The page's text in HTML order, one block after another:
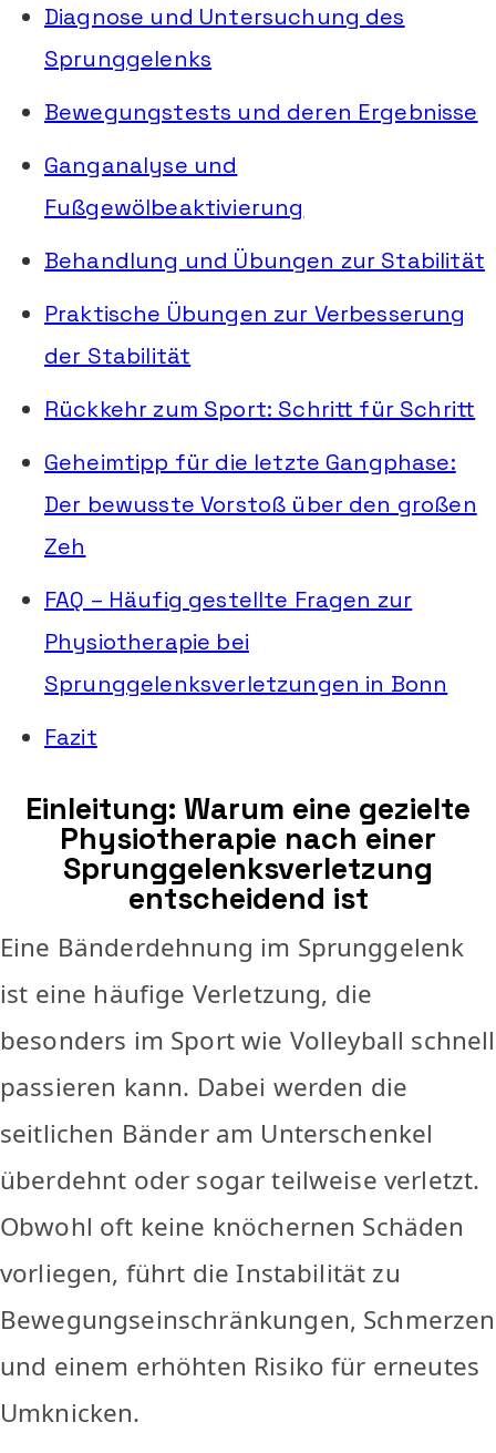
Diagnose und Untersuchung des
Sprunggelenks
Bewegungstests und deren Ergebnisse
Ganganalyse und
Fußgewölbeaktivierung
Behandlung und Übungen zur Stabilität
Praktische Übungen zur Verbesserung
der Stabilität
Rückkehr zum Sport: Schritt für Schritt
Geheimtipp für die letzte Gangphase:
Der bewusste Vorstoß über den großen
Zeh
FAQ – Häufig gestellte Fragen zur
Physiotherapie bei
Sprunggelenksverletzungen in Bonn
Fazit
Einleitung: Warum eine gezielte
Physiotherapie nach einer
Sprunggelenksverletzung
entscheidend ist
Eine Bänderdehnung im Sprunggelenk
ist eine häufige Verletzung, die
besonders im Sport wie Volleyball schnell
passieren kann. Dabei werden die
seitlichen Bänder am Unterschenkel
überdehnt oder sogar teilweise verletzt.
Obwohl oft keine knöchernen Schäden
vorliegen, führt die Instabilität zu
Bewegungseinschränkungen, Schmerzen
und einem erhöhten Risiko für erneutes
Umknicken.